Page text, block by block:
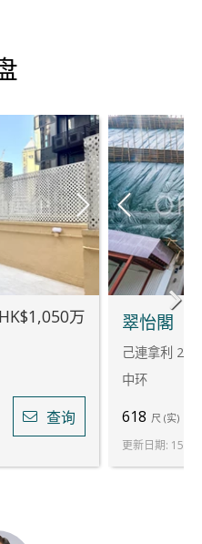
HK$1,050万
查询
翠怡閣
己連拿利 2 号
中环
618 尺 (实)
更新日期: